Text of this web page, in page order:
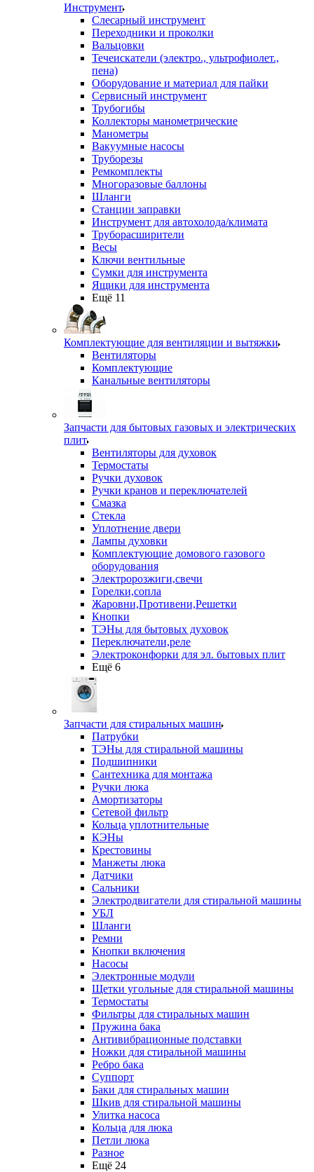
Инструмент
Слесарный инструмент
Переходники и проколки
Вальцовки
Течеискатели (электро., ультрофиолет.,
пена)
Оборудование и материал для пайки
Сервисный инструмент
Трубогибы
Коллекторы манометрические
Манометры
Вакуумные насосы
Труборезы
Ремкомплекты
Многоразовые баллоны
Шланги
Станции заправки
Инструмент для автохолода/климата
Труборасширители
Весы
Ключи вентильные
Сумки для инструмента
Ящики для инструмента
Ещё 11
Комплектующие для вентиляции и вытяжки
Вентиляторы
Комплектующие
Канальные вентиляторы
Запчасти для бытовых газовых и электрических
плит
Вентиляторы для духовок
Термостаты
Ручки духовок
Ручки кранов и переключателей
Смазка
Стекла
Уплотнение двери
Лампы духовки
Комплектующие домового газового
оборудования
Электророзжиги,свечи
Горелки,сопла
Жаровни,Противени,Решетки
Кнопки
ТЭНы для бытовых духовок
Переключатели,реле
Электроконфорки для эл. бытовых плит
Ещё 6
Запчасти для стиральных машин
Патрубки
ТЭНы для стиральной машины
Подшипники
Сантехника для монтажа
Ручки люка
Амортизаторы
Сетевой фильтр
Кольца уплотнительные
КЭНы
Крестовины
Манжеты люка
Датчики
Сальники
Электродвигатели для стиральной машины
УБЛ
Шланги
Ремни
Кнопки включения
Насосы
Электронные модули
Щетки угольные для стиральной машины
Термостаты
Фильтры для стиральных машин
Пружина бака
Антивибрационные подставки
Ножки для стиральной машины
Ребро бака
Суппорт
Баки для стиральных машин
Шкив для стиральной машины
Улитка насоса
Кольца для люка
Петли люка
Разное
Ещё 24